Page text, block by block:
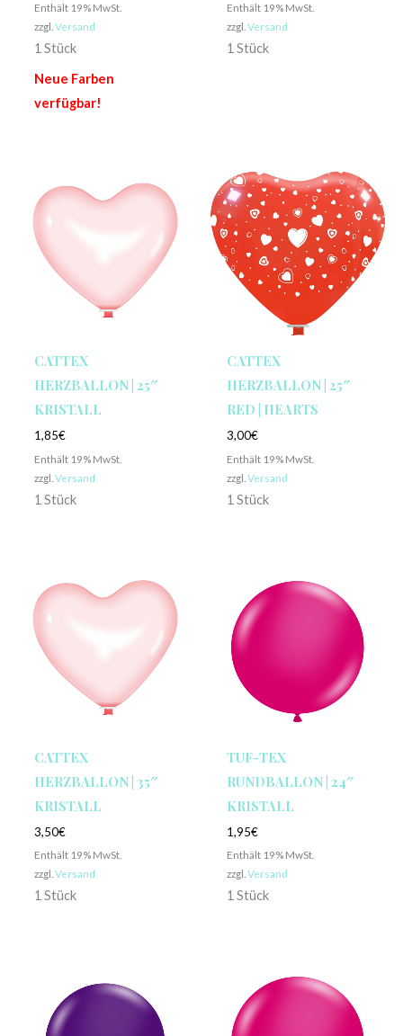
Enthält 19% MwSt.
zzgl. Versand
1 Stück
Neue Farben
verfügbar!
Enthält 19% MwSt.
zzgl. Versand
1 Stück
CATTEX
HERZBALLON | 25″
KRISTALL
1,85€
Enthält 19% MwSt.
zzgl. Versand
1 Stück
CATTEX
HERZBALLON | 25″
RED | HEARTS
3,00€
Enthält 19% MwSt.
zzgl. Versand
1 Stück
CATTEX
HERZBALLON | 35″
KRISTALL
3,50€
Enthält 19% MwSt.
zzgl. Versand
1 Stück
TUF-TEX
RUNDBALLON | 24″
KRISTALL
1,95€
Enthält 19% MwSt.
zzgl. Versand
1 Stück